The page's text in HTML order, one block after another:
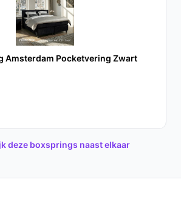
bed biedt alle voordelen die u nodig
nachtrust en is een waardevolle
en vergelijk prijzen op beste-
Amsterdam Pocketvering Zwart
deze boxsprings naast elkaar